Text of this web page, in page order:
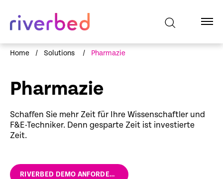
Home / Solutions / Pharmazie
Pharmazie
Schaffen Sie mehr Zeit für Ihre Wissenschaftler und
F&E-Techniker. Denn gesparte Zeit ist investierte
Zeit.
RIVERBED DEMO ANFORDERN